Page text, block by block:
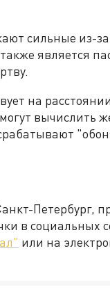
сильные из-за
является
на
вычислить
Петербург,
в социальных
или на